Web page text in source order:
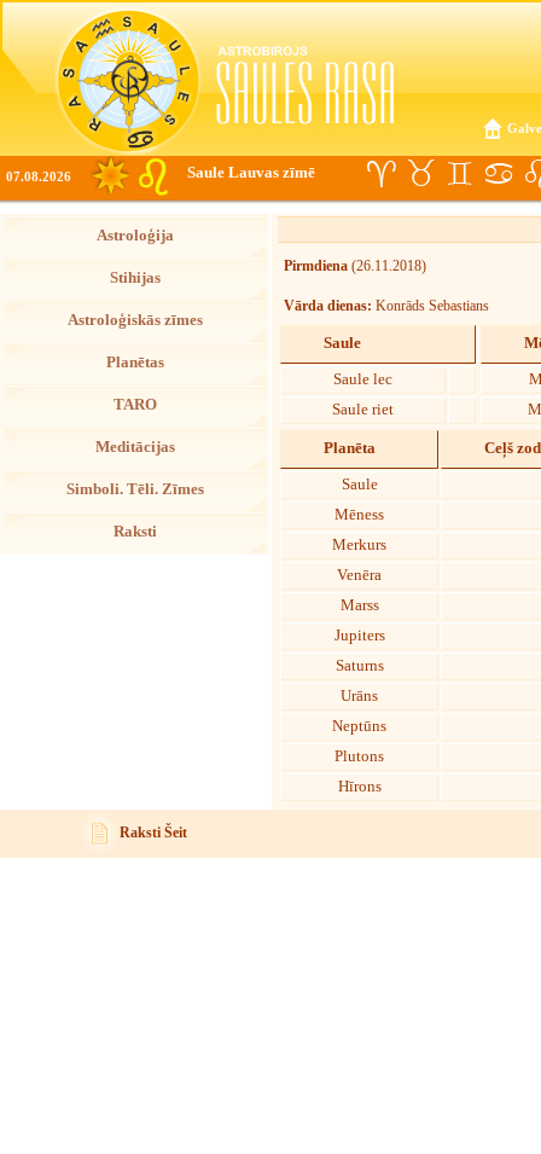
07.08.2026 Saule Lauvas zīmē
Astroloģija
Stihijas
Astroloģiskās zīmes
Planētas
TARO
Meditācijas
Simboli. Tēli. Zīmes
Raksti
Pirmdiena (26.11.2018)
Vārda dienas: Konrāds Sebastians
Saule
Saule lec
Saule riet
Planēta Ceļš
Saule
Mēness
Merkurs
Venēra
Marss
Jupiters
Saturns
Urāns
Neptūns
Plutons
Hīrons
Raksti Šeit